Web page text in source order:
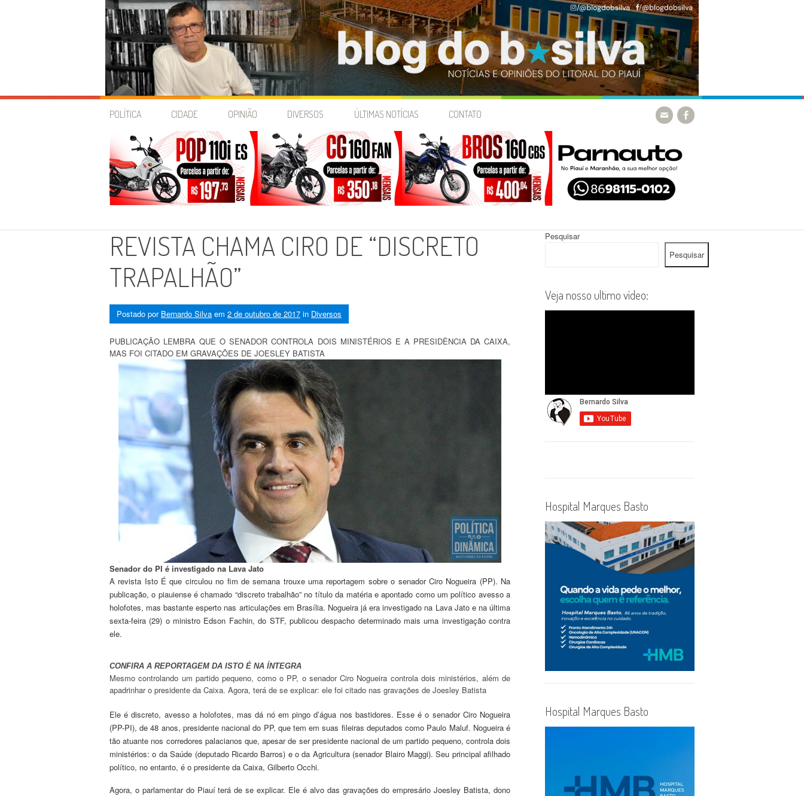
Skip
POLÍTICA CIDADE OPINIÃO DIVERSOS ÚLTIMAS NOTÍCIAS CONTATO
REVISTA CHAMA CIRO DE “DISCRETO
TRAPALHÃO”
Postado por Bernardo Silva em 2 de outubro de 2017 in Diversos
PUBLICAÇÃO LEMBRA QUE O SENADOR CONTROLA DOIS MINISTÉRIOS E A PRESIDÊNCIA DA CAIXA,
MAS FOI CITADO EM GRAVAÇÕES DE JOESLEY BATISTA
Senador do PI é investigado na Lava Jato
A revista Isto É que circulou no fim de semana trouxe uma reportagem sobre o senador Ciro Nogueira (PP). Na
publicação, o piauiense é chamado “discreto trabalhão” no título da matéria e apontado como um político avesso a
holofotes, mas bastante esperto nas articulações em Brasília. Nogueira já era investigado na Lava Jato e na última
sexta-feira (29) o ministro Edson Fachin, do STF, publicou despacho determinado mais uma investigação contra
ele.
CONFIRA A REPORTAGEM DA ISTO É NA ÍNTEGRA
Mesmo controlando um partido pequeno, como o PP, o senador Ciro Nogueira controla dois ministérios, além de
apadrinhar o presidente da Caixa. Agora, terá de se explicar: ele foi citado nas gravações de Joesley Batista
Ele é discreto, avesso a holofotes, mas dá nó em pingo d’água nos bastidores. Esse é o senador Ciro Nogueira
(PP-PI), de 48 anos, presidente nacional do PP, que tem em suas fileiras deputados como Paulo Maluf. Nogueira é
tão atuante nos corredores palacianos que, apesar de ser presidente nacional de um partido pequeno, controla dois
ministérios: o da Saúde (deputado Ricardo Barros) e o da Agricultura (senador Blairo Maggi). Seu principal afilhado
político, no entanto, é o presidente da Caixa, Gilberto Occhi.
Agora, o parlamentar do Piauí terá de se explicar. Ele é alvo das gravações do empresário Joesley Batista, dono
Pesquisar
Pesquisar
Veja nosso ultimo vídeo:
Hospital Marques Basto
Hospital Marques Basto